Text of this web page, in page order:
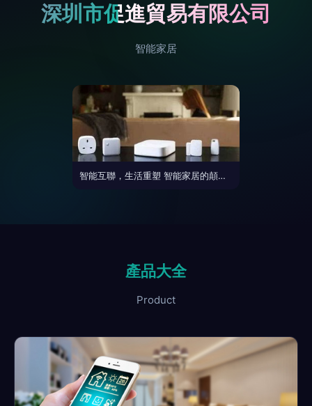
深圳市促進貿易有限公司
智能家居
智能互聯，生活重塑 智能家居的顛覆性潛力與現實路徑
產品大全
Product